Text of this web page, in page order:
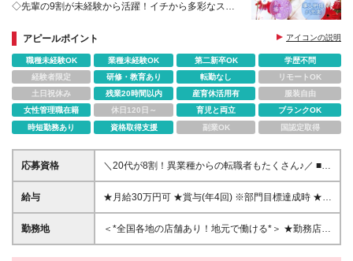
◇先輩の9割が未経験から活躍！イチから多彩なスキ
◇1組に2～3時間。じっくりお客様と向き合う＜感動
幸福クリエイター＞
アピールポイント アイコンの説明
職種未経験OK 業種未経験OK 第二新卒OK
学歴不問
経験者限定
研修・教育あり 転勤なし
リモートOK
土日祝休み
残業20時間以内 産育休活用有
服装自由
女性管理職在籍
休日120日～ 育児と両立
ブランクOK
時短勤務あり
資格取得支援 副業OK 国認定取得
応募資格
＼20代が8割！異業種からの転職者もたくさん♪／ ■学
歴不問 ■未経験・第二新卒歓迎！ 今までの経験や特別
なスキルは一切問いません。 新人のサポート体制が
ジいただけます。
給与
★月給30万円可 ★賞与(年4回) ※部門目標達成時 ★チ
ームの成果による手当あり！ ┗最大12万4千円／平均
5.4万円 ┗個人ノルマはありません。店舗(チーム)成
勤務地
＜*全国各地の店舗あり！地元で働ける*＞ ★勤務店舗
はご自宅からの距離を考慮いたします